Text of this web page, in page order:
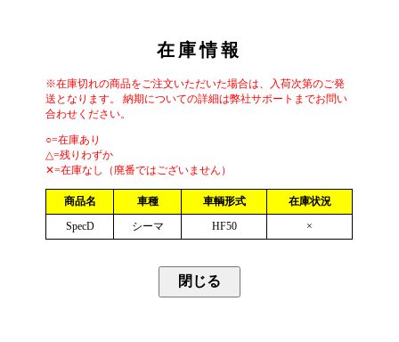
在庫情報
※在庫切れの商品をご注文いただいた場合は、入荷次第のご発
送となります。 納期についての詳細は弊社サポートまでお問い
合わせください。
○=在庫あり
△=残りわずか
✕=在庫なし（廃番ではございません）
商品名 車種 車輌形式
在庫状況
SpecD
シーマ HF50 ×